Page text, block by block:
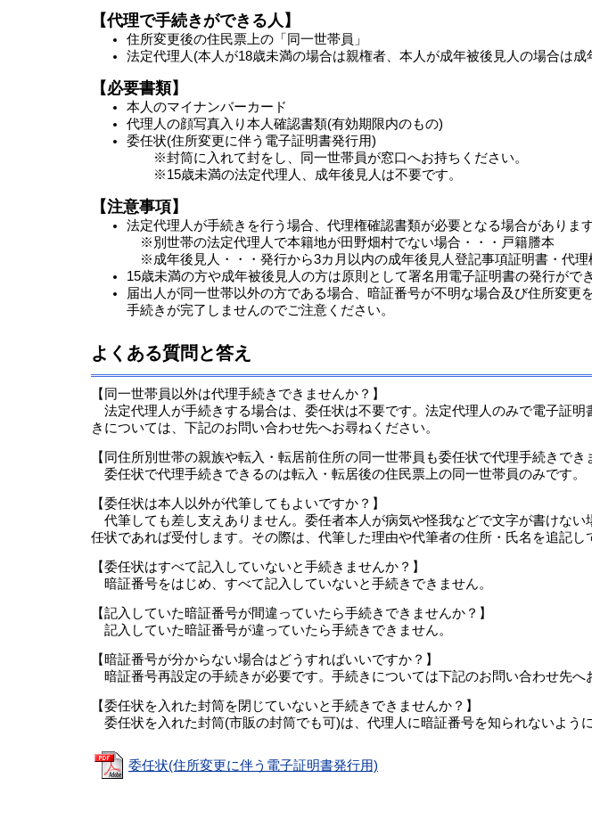
【代理で手続きができる人】
住所変更後の住民票上の「同一世帯員」
法定代理人(本人が18歳未満の場合は親権者、本人が成年被後見人の場合は成
【必要書類】
本人のマイナンバーカード
代理人の顔写真入り本人確認書類(有効期限内のもの)
委任状(住所変更に伴う電子証明書発行用)
※封筒に入れて封をし、同一世帯員が窓口へお持ちください。
※15歳未満の法定代理人、成年後見人は不要です。
【注意事項】
法定代理人が手続きを行う場合、代理権確認書類が必要となる場合があります
※別世帯の法定代理人で本籍地が田野畑村でない場合・・・戸籍謄本
※成年後見人・・・発行から3カ月以内の成年後見人登記事項証明書・代理
15歳未満の方や成年被後見人の方は原則として署名用電子証明書の発行がで
届出人が同一世帯以外の方である場合、暗証番号が不明な場合及び住所変
手続きが完了しませんのでご注意ください。
よくある質問と答え
【同一世帯員以外は代理手続きできませんか？】
法定代理人が手続きする場合は、委任状は不要です。法定代理人のみで電子証
きについては、下記のお問い合わせ先へお尋ねください。
【同住所別世帯の親族や転入・転居前住所の同一世帯員も委任状で代理手続きでき
委任状で代理手続きできるのは転入・転居後の住民票上の同一世帯員のみです。
【委任状は本人以外が代筆してもよいですか？】
代筆しても差し支えありません。委任者本人が病気や怪我などで文字が書けな
任状であれば受付します。その際は、代筆した理由や代筆者の住所・氏名を追記し
【委任状はすべて記入していないと手続きませんか？】
暗証番号をはじめ、すべて記入していないと手続きできません。
【記入していた暗証番号が間違っていたら手続きできませんか？】
記入していた暗証番号が違っていたら手続きできません。
【暗証番号が分からない場合はどうすればいいですか？】
暗証番号再設定の手続きが必要です。手続きについては下記のお問い合わせ先へ
【委任状を入れた封筒を閉じていないと手続きできませんか？】
委任状を入れた封筒(市販の封筒でも可)は、代理人に暗証番号を知られないよう
委任状(住所変更に伴う電子証明書発行用)